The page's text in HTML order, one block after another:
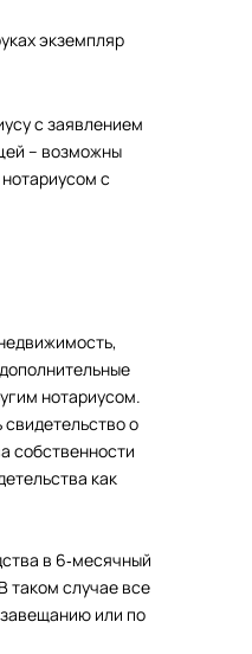
экземпляр
с заявлением
– возможны
с
нотариусом.
о
собственности
как
в 6‑месячный
таком случае все
или по